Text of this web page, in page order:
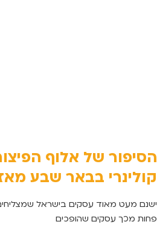
הסיפור של אלוף
קולינרי בבאר שבע מאז
ישנם מעט מאוד עסקים בישראל
פחות מכך עסקים שהופכים